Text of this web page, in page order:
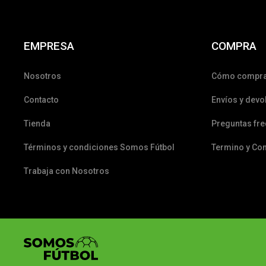
EMPRESA
Nosotros
Contacto
Tienda
Términos y condiciones Somos Fútbol
Trabaja con Nosotros
COMPRA
Cómo
Envíos y
Preguntas
Termino y